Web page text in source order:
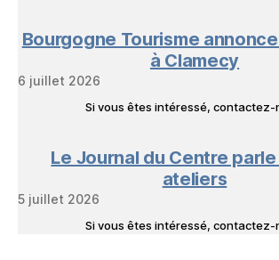
Bourgogne Tourisme
à Clamecy
6 juillet 2026
Si vous êtes intéressé,
Le Journal du Centre
ateliers
5 juillet 2026
Si vous êtes intéressé,